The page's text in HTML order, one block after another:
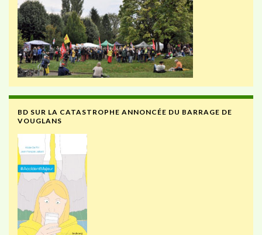
BD SUR LA CATASTROPHE ANNONCÉE DU BARRAGE DE
VOUGLANS